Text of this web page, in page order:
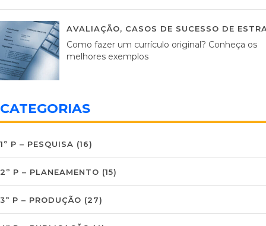
AVALIAÇÃO, CASOS DE SUCESSO DE
Como fazer um currículo original? Conheça os
melhores exemplos
CATEGORIAS
1º P – PESQUISA (16)
2º P – PLANEAMENTO (15)
3º P – PRODUÇÃO (27)